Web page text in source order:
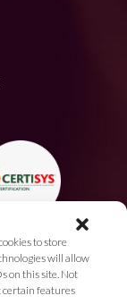
to store
will allow
on this site. Not
certain features